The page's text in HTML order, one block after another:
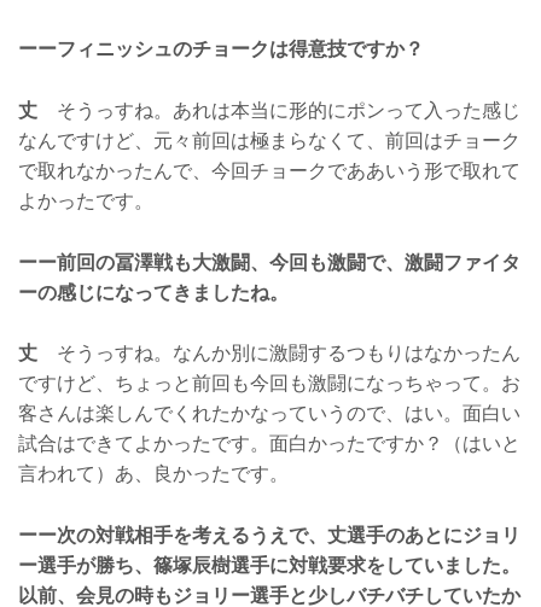
ーーフィニッシュのチョークは得意技ですか？
丈 そうっすね。あれは本当に形的にポンって入った感じ
なんですけど、元々前回は極まらなくて、前回はチョーク
で取れなかったんで、今回チョークでああいう形で取れて
よかったです。
ーー前回の冨澤戦も大激闘、今回も激闘で、激闘ファイタ
ーの感じになってきましたね。
丈 そうっすね。なんか別に激闘するつもりはなかったん
ですけど、ちょっと前回も今回も激闘になっちゃって。お
客さんは楽しんでくれたかなっていうので、はい。面白い
試合はできてよかったです。面白かったですか？（はいと
言われて）あ、良かったです。
ーー次の対戦相手を考えるうえで、丈選手のあとにジョリ
ー選手が勝ち、篠塚辰樹選手に対戦要求をしていました。
以前、会見の時もジョリー選手と少しバチバチしていたか